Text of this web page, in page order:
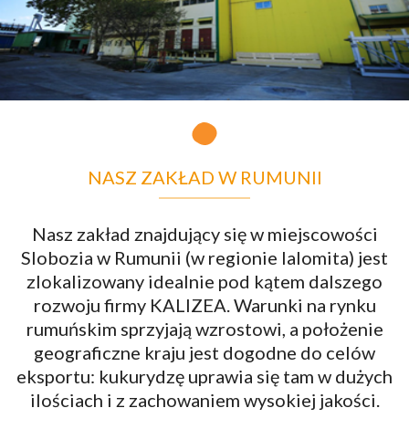
NASZ ZAKŁAD W RUMUNII
Nasz zakład znajdujący się w miejscowości
Slobozia w Rumunii (w regionie Ialomita) jest
zlokalizowany idealnie pod kątem dalszego
rozwoju firmy KALIZEA. Warunki na rynku
rumuńskim sprzyjają wzrostowi, a położenie
geograficzne kraju jest dogodne do celów
eksportu: kukurydzę uprawia się tam w dużych
ilościach i z zachowaniem wysokiej jakości.